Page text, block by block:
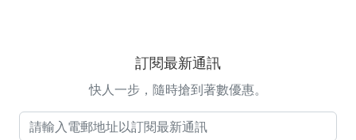
訂閱最新通訊
快人一步，隨時搶到著數優惠。